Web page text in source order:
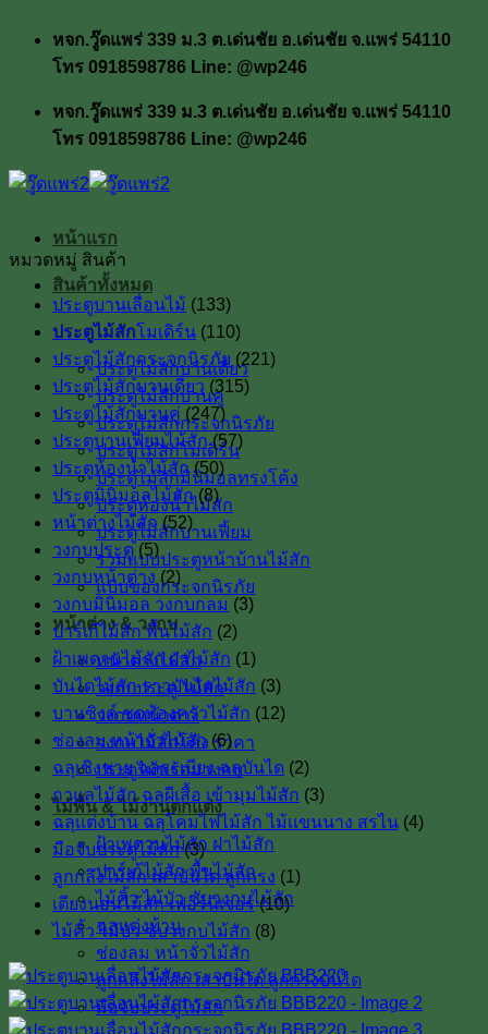
เนื้อหา
หจก.วู๊ดแพร่ 339 ม.3 ต.เด่นชัย อ.เด่นชัย จ.แพร่ 54110
โทร 0918598786 Line: @wp246
หจก.วู๊ดแพร่ 339 ม.3 ต.เด่นชัย อ.เด่นชัย จ.แพร่ 54110
โทร 0918598786 Line: @wp246
หน้าแรก
สินค้าทั้งหมด
ประตูไม้สัก
ประตูไม้สักบานเดี่ยว
ประตูไม้สักบานคู่
ประตูไม้สักกระจกนิรภัย
ประตูไม้สักโมเดิร์น
ประตูไม้สักมินิมอลทรงโค้ง
ประตูห้องน้ำไม้สัก
ประตูไม้สักบานเฟี้ยม
รวมแบบประตูหน้าบ้านไม้สัก
แบบของกระจกนิรภัย
หน้าต่าง & วงกบ
หน้าต่างไม้สัก
วงกบประตู ไม้สัก
วงกบหน้าต่าง
วงกบไม้สักโค้ง ราคา
ประตูไม้พร้อมวงกบ
ไม้พื้น & ไม้งานตกแต่ง
ฝ้าเพดานไม้สัก ฝาไม้สัก
ปาร์เก้ไม้สัก พื้นไม้สัก
ไม้คิ้ว ไม้บัว ซับวงกบไม้สัก
ฉลุแต่งบ้าน
ช่องลม หน้าจั่วไม้สัก
ลูกกลึงไม้สัก เสาบันได ลูกกรงบันได
มือจับประตูไม้สัก
หมวดหมู่ สินค้า
ประตูบานเลื่อนไม้ (133)
ประตูไม้สักโมเดิร์น (110)
ประตูไม้สักกระจกนิรภัย (221)
ประตูไม้สักบานเดี่ยว (315)
ประตูไม้สักบานคู่ (247)
ประตูบานเฟี้ยมไม้สัก (57)
ประตูห้องน้ำไม้สัก (50)
ประตูมินิมอลไม้สัก (8)
หน้าต่างไม้สัก (52)
วงกบประตู (5)
วงกบหน้าต่าง (2)
วงกบมินิมอล วงกบกลม (3)
ปาร์เก้ไม้สัก พื้นไม้สัก (2)
ฝ้าเพดานไม้สัก ฝาไม้สัก (1)
บันไดไม้สัก ราวบันไดไม้สัก (3)
บานซิงค์ ชุดห้องครัวไม้สัก (12)
ช่องลม หน้าจั่วไม้สัก (6)
ฉลุเชิงชาย ฉลุระเบียง ฉลุบันได (2)
กาแลไม้สัก ฉลุผีเสื้อ เข้ามุมไม้สัก (3)
ฉลุแต่งบ้าน ฉลุโคมไฟไม้สัก ไม้เเขนนาง สรไน (4)
มือจับประตูไม้สัก (3)
ลูกกลึงไม้สัก เสาบันใด ลูกกรง (1)
เตียงนอนไม้สัก เฟอร์นิเจอร์ (10)
ไม้คิ้ว ไม้บัว ซับวงกบไม้สัก (8)